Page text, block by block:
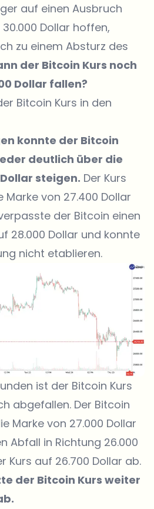
auf einen Ausbruch
Dollar hoffen,
zu einem Absturz des
der Bitcoin Kurs noch
Dollar fallen?
Bitcoin Kurs in den
konnte der Bitcoin
deutlich über die
steigen. Der Kurs
von 27.400 Dollar
der Bitcoin einen
28.000 Dollar und konnte
nicht etablieren.
ist der Bitcoin Kurs
abgefallen. Der Bitcoin
Marke von 27.000 Dollar
Abfall in Richtung 26.000
Kurs auf 26.700 Dollar ab.
der Bitcoin Kurs weiter